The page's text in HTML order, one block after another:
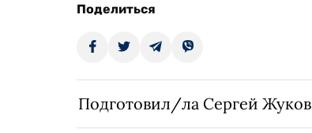
Поделиться
Подготовил/ла Сергей Жуков